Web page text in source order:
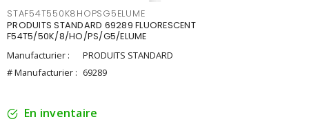
STAF54T550K8HOPSG5ELUME
PRODUITS STANDARD 69289 FLUORESCENT
F54T5/50K/8/HO/PS/G5/ELUME
Manufacturier :
PRODUITS STANDARD
# Manufacturier : 69289
En inventaire